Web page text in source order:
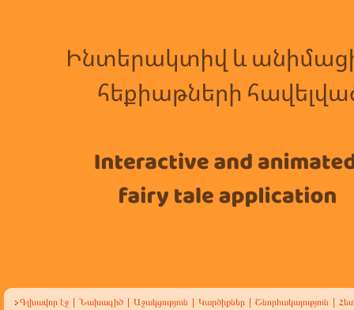
Գլխավոր էջ Նախագիծ Աջակցություն Կարծիքներ Շնորհակալություն